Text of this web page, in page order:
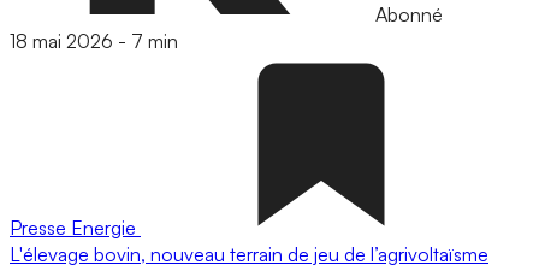
Abonné
18 mai 2026 - 7 min
Presse Energie
L'élevage bovin, nouveau terrain de jeu de l’agrivoltaïsme